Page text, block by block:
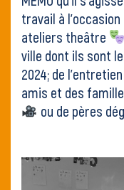
travail à
ateliers theâtre
ville dont ils sont
2024; de
amis et des
ou de pères